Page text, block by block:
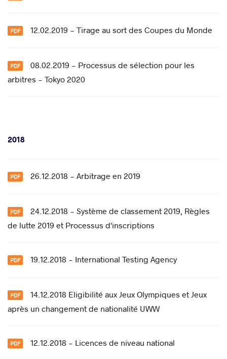
12.02.2019 - Tirage au sort des Coupes du Monde
08.02.2019 - Processus de sélection pour les
arbitres - Tokyo 2020
2018
26.12.2018 - Arbitrage en 2019
24.12.2018 - Système de classement 2019, Règles
de lutte 2019 et Processus d'inscriptions
19.12.2018 - International Testing Agency
14.12.2018 Eligibilité aux Jeux Olympiques et Jeux
après un changement de nationalité UWW
12.12.2018 - Licences de niveau national